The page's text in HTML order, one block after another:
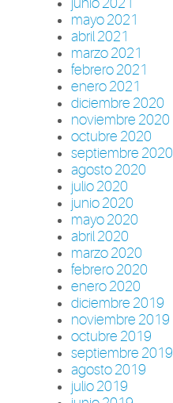
junio 2021
mayo 2021
abril 2021
marzo 2021
febrero 2021
enero 2021
diciembre 2020
noviembre 2020
octubre 2020
septiembre 2020
agosto 2020
julio 2020
junio 2020
mayo 2020
abril 2020
marzo 2020
febrero 2020
enero 2020
diciembre 2019
noviembre 2019
octubre 2019
septiembre 2019
agosto 2019
julio 2019